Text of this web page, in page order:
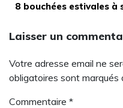
8 bouchées estivales
Laisser un
Votre adresse email ne
obligatoires sont marqués
Commentaire *